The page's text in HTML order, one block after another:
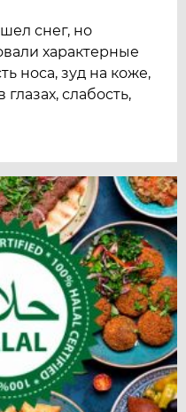
снег, но
характерные
носа, зуд на коже,
слабость,